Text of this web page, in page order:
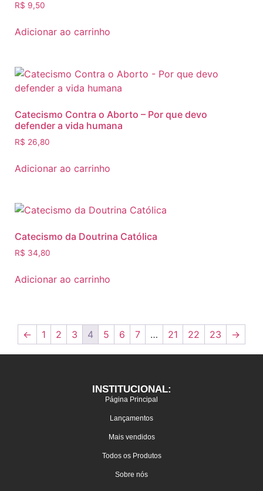
R$ 9,50
Adicionar ao carrinho
Catecismo Contra o Aborto – Por que devo
defender a vida humana
R$ 26,80
Adicionar ao carrinho
Catecismo da Doutrina Católica
R$ 34,80
Adicionar ao carrinho
← 1 2 3 4 5 6 7 … 21 22 23 →
INSTITUCIONAL:
Página Principal
Lançamentos
Mais vendidos
Todos os Produtos
Sobre nós